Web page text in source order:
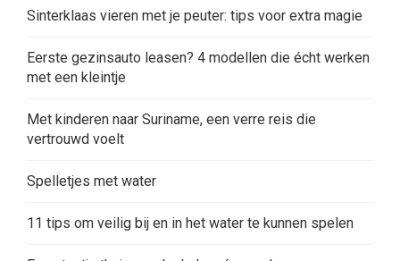
Sinterklaas vieren met je peuter: tips voor extra magie
Eerste gezinsauto leasen? 4 modellen die écht werken
met een kleintje
Met kinderen naar Suriname, een verre reis die
vertrouwd voelt
Spelletjes met water
11 tips om veilig bij en in het water te kunnen spelen